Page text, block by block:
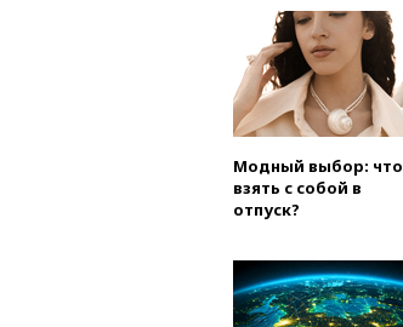
Модный выбор: что
взять с собой в
отпуск?